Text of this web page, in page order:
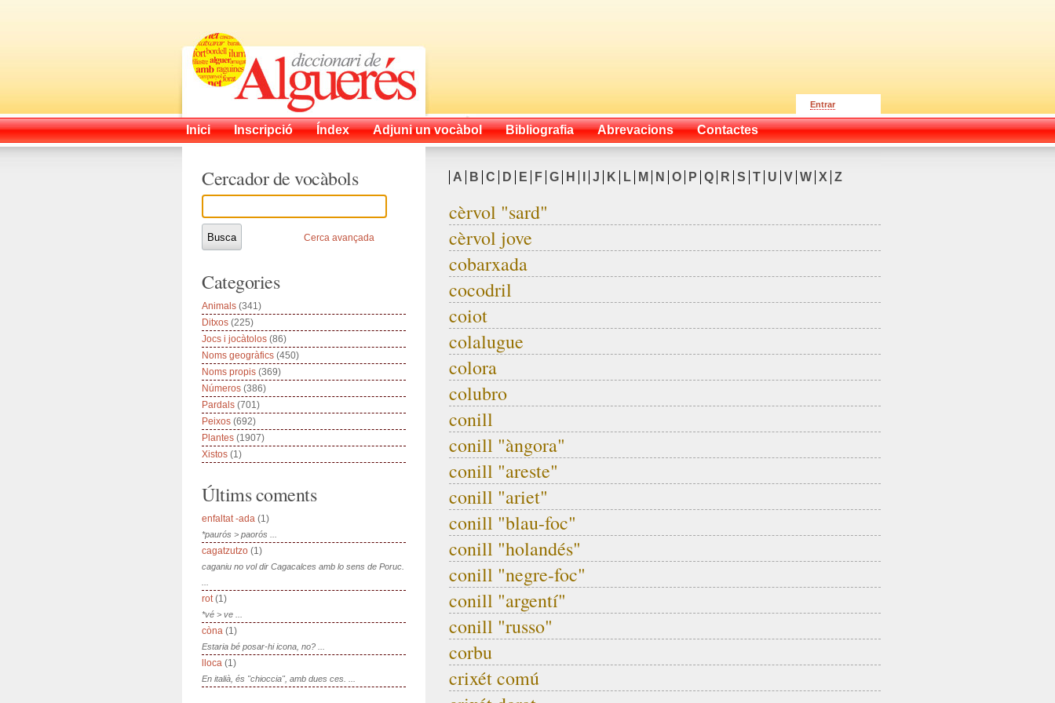
Entrar
Inici Inscripció Índex Adjuni un vocàbol Bibliografia Abrevacions Contactes
A B C D E F G H J K L M N O P Q R S T U V W X Z
cèrvol "sard"
cèrvol jove
cobarxada
cocodril
coiot
colalugue
colora
colubro
conill
conill "àngora"
conill "areste"
conill "ariet"
conill "blau-foc"
conill "holandés"
conill "negre-foc"
conill "argentí"
conill "russo"
corbu
crixét comú
Cercador de vocàbols
Cerca avançada
Categories
Animals (341)
Ditxos (225)
Jocs i jocàtolos (86)
Noms geogràfics (450)
Noms propis (369)
Números (386)
Pardals (701)
Peixos (692)
Plantes (1907)
Xistos (1)
Últims coments
enfaltat -ada (1)
*paurós > paorós ...
cagatzutzo (1)
caganiu no vol dir Cagacalces amb lo sens de Poruc.
rot(1)
*vé > ve ...
còna (1)
Estaria bé posar-hi icona, no? ...
lloca (1)
En italià, és "chioccia", amb dues ces. ...